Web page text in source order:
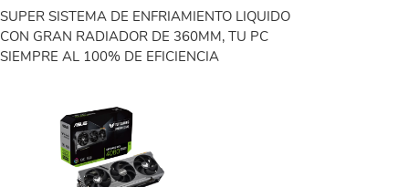
SUPER SISTEMA DE ENFRIAMIENTO LIQUIDO
CON GRAN RADIADOR DE 360MM, TU PC
SIEMPRE AL 100% DE EFICIENCIA